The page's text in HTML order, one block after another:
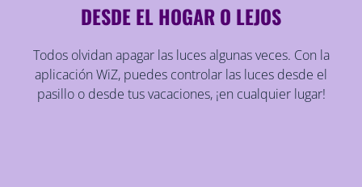
DESDE EL HOGAR O LEJOS
Todos olvidan apagar las luces algunas veces. Con la
aplicación WiZ, puedes controlar las luces desde el
pasillo o desde tus vacaciones, ¡en cualquier lugar!